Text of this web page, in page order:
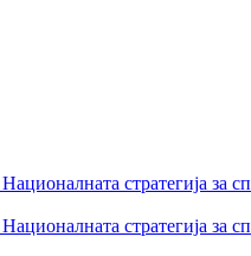
стратегија
стратегија